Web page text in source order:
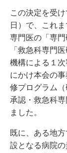
この決定を受
日）で、これ
専門医の「専
「救急科専門
機構による１
にかけ本会の
修プログラム
承認・救急科
ました。
既に、ある地
設となる病院